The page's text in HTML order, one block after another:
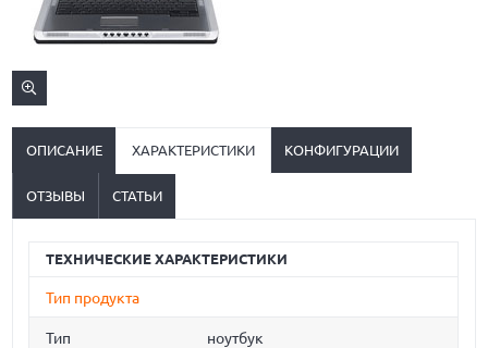
ОПИСАНИЕ ХАРАКТЕРИСТИКИ КОНФИГУРАЦИИ
ОТЗЫВЫ СТАТЬИ
ТЕХНИЧЕСКИЕ ХАРАКТЕРИСТИКИ
Тип продукта
Тип ноутбук